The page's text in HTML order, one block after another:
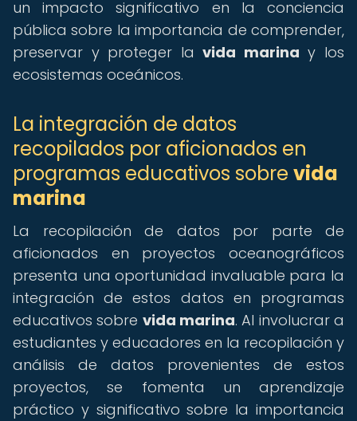
un impacto significativo en la conciencia
pública sobre la importancia de comprender,
preservar y proteger lavida marina y los
ecosistemas oceánicos.
La integración de datos
recopilados por aficionados en
programas educativos sobre vida
marina
La recopilación de datos por parte de
aficionados en proyectos oceanográficos
presenta una oportunidad invaluable para la
integración de estos datos en programas
educativos sobre vida marina. Al involucrar a
estudiantes y educadores en la recopilación y
análisis de datos provenientes de estos
proyectos, se fomenta un aprendizaje
práctico y significativo sobre la importancia